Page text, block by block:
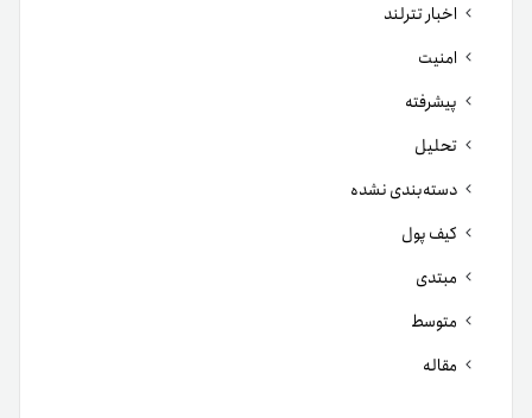
اخبار تترلند
امنیت
پیشرفته
تحلیل
دسته‌بندی نشده
کیف پول
مبتدی
متوسط
مقاله